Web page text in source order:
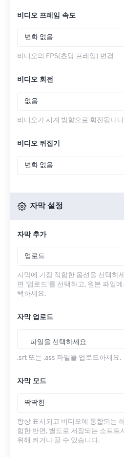
비디오 프레임 속도
변화 없음
비디오의 FPS(초당 프레임) 변경
비디오 회전
없음
비디오가 시계 방향으로 회전됩니
비디오 뒤집기
변화 없음
자막 설정
자막 추가
업로드
자막에 가장 적합한 옵션을 선택하
면 '업로드'를 선택하고, 원본 파일
택하세요.
자막 업로드
파일을 선택하세요
.srt 또는 .ass 파일을 업로드하세요.
자막 모드
딱딱한
항상 표시되고 비디오에 통합되는
합한 반면, 별도로 저장되는 소프트
위해 켜거나 끌 수 있습니다.